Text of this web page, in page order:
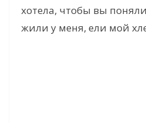
хотела, чтобы вы
жили у меня, ели мой